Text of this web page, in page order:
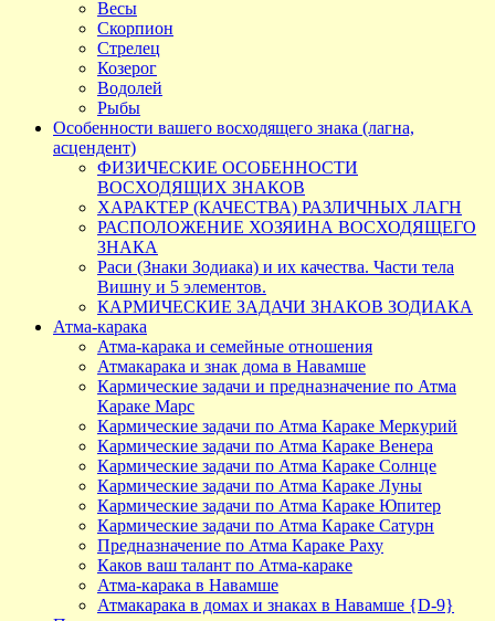
Весы
Скорпион
Стрелец
Козерог
Водолей
Рыбы
Особенности вашего восходящего знака (лагна,
асцендент)
ФИЗИЧЕСКИЕ ОСОБЕННОСТИ
ВОСХОДЯЩИХ ЗНАКОВ
ХАРАКТЕР (КАЧЕСТВА) РАЗЛИЧНЫХ ЛАГН
РАСПОЛОЖЕНИЕ ХОЗЯИНА ВОСХОДЯЩЕГО
ЗНАКА
Раси (Знаки Зодиака) и их качества. Части тела
Вишну и 5 элементов.
КАРМИЧЕСКИЕ ЗАДАЧИ ЗНАКОВ ЗОДИАКА
Атма-карака
Атма-карака и семейные отношения
Атмакарака и знак дома в Навамше
Кармические задачи и предназначение по Атма
Караке Марс
Кармические задачи по Атма Караке Меркурий
Кармические задачи по Атма Караке Венера
Кармические задачи по Атма Караке Солнце
Кармические задачи по Атма Караке Луны
Кармические задачи по Атма Караке Юпитер
Кармические задачи по Атма Караке Сатурн
Предназначение по Атма Караке Раху
Каков ваш талант по Атма-караке
Атма-карака в Навамше
Атмакарака в домах и знаках в Навамше {D-9}